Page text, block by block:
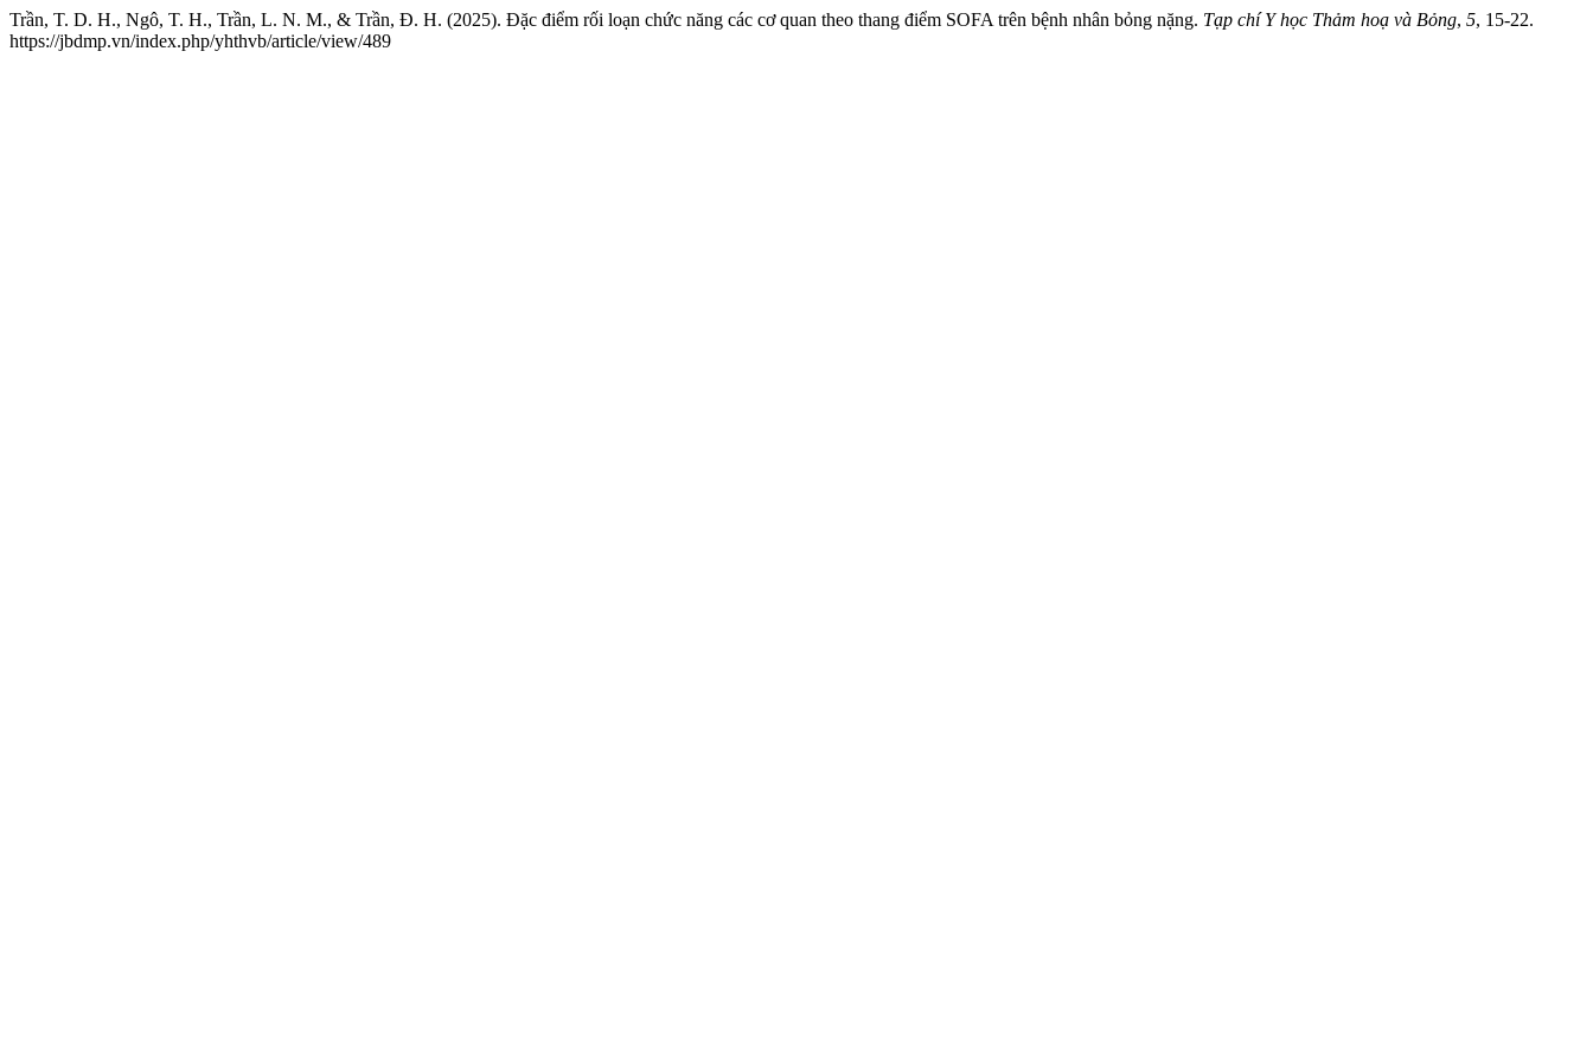
Trần, T. D. H., Ngô, T. H., Trần, L. N. M., & Trần, Đ. H. (2025). Đặc điểm rối loạn chức năng các cơ quan theo thang điểm SOFA trên bệnh nhân bỏng nặng. Tạp chí Y học Thảm hoạ và Bỏng, 5, 15-22.
https://jbdmp.vn/index.php/yhthvb/article/view/489